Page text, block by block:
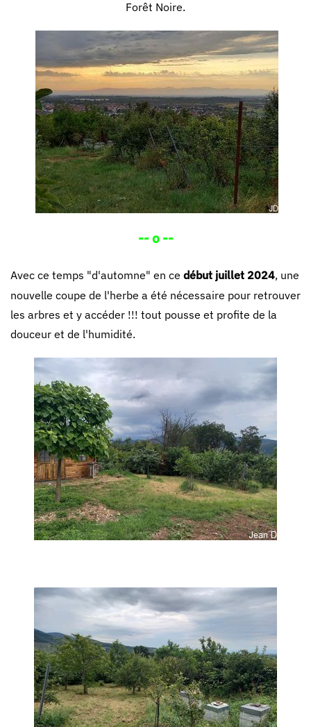
Forêt Noire.
-- o --
Avec ce temps "d'automne" en ce début juillet 2024, une
nouvelle coupe de l'herbe a été nécessaire pour retrouver
les arbres et y accéder !!! tout pousse et profite de la
douceur et de l'humidité.